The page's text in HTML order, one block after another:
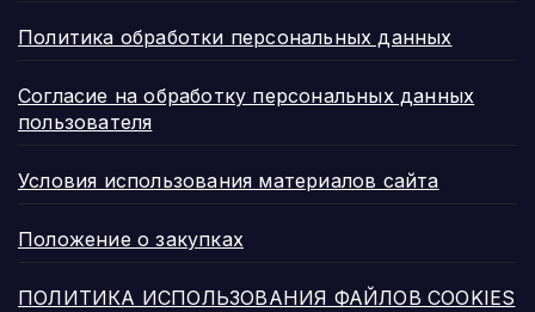
Политика обработки персональных данных
Согласие на обработку персональных данных
пользователя
Условия использования материалов сайта
Положение о закупках
ПОЛИТИКА ИСПОЛЬЗОВАНИЯ ФАЙЛОВ COOKIES